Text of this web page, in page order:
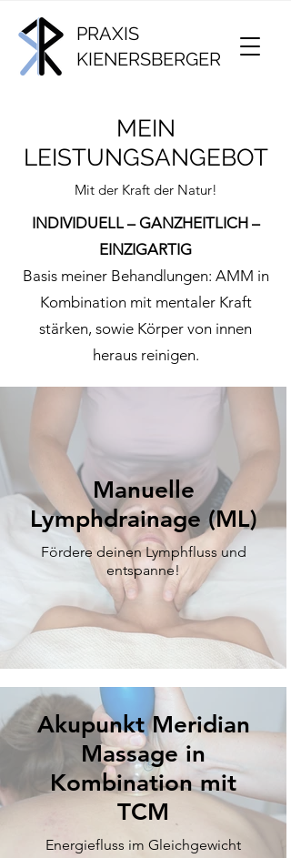
PRAXIS
KIENERSBERGER
MEIN
LEISTUNGSANGEBOT
Mit der Kraft der Natur!
INDIVIDUELL – GANZHEITLICH –
EINZIGARTIG
Basis meiner Behandlungen: AMM in
Kombination mit mentaler Kraft
stärken, sowie Körper von innen
heraus reinigen.
Manuelle
Lymphdrainage (ML)
Fördere deinen Lymphfluss und
entspanne!
Akupunkt Meridian
Massage in
Kombination mit
TCM
Energiefluss im Gleichgewicht